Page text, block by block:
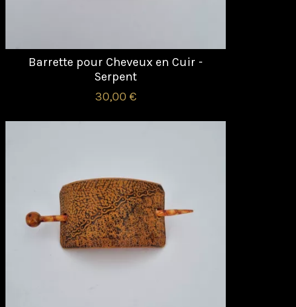
Barrette pour Cheveux en Cuir -
Serpent
30,00 €